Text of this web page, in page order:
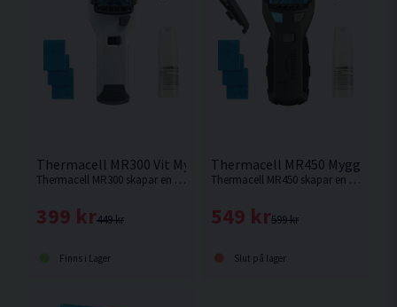
Thermacell MR300 Vit Mygg- & Knottskydd
Thermacell MR300 skapar en skyddszon på 20m². Ger 12 timmars skydd.
449 kr
399 kr
Finns i Lager
Thermacell MR450 Mygg- &
Thermacell MR450 skapar en skyddszon på 20m². Ger 12 timmars skydd. Denna modell är utrustad med bältesklämma och zonindikator.
599 kr
549 kr
Slut på lager